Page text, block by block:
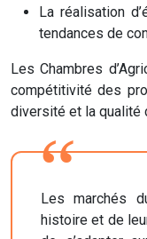
La réalisation
tendances de
Les Chambres
compétitivité des
diversité et la qualité
Les marchés
histoire et de